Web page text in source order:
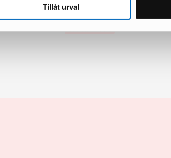
Tillåt urval1 varastossa · Ensiluokkainen kunto
269 €